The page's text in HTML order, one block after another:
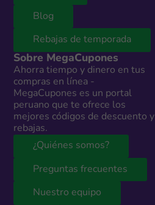
Blog
Rebajas de temporada
Sobre MegaCupones
Ahorra tiempo y dinero en tus
compras en línea -
MegaCupones es un portal
peruano que te ofrece los
mejores códigos de descuento y
rebajas.
¿Quiénes somos?
Preguntas frecuentes
Nuestro equipo